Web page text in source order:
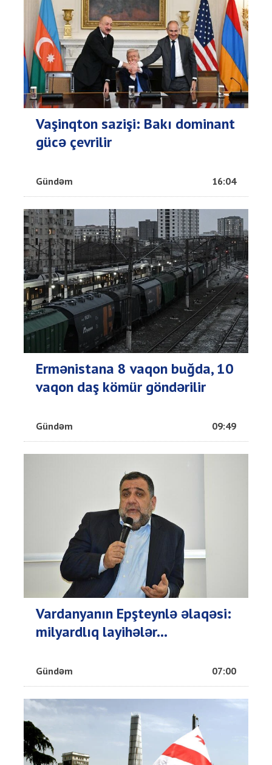
Vaşinqton sazişi: Bakı dominant
gücə çevrilir
Gündəm 16:04
Ermənistana 8 vaqon buğda, 10
vaqon daş kömür göndərilir
Gündəm 09:49
Vardanyanın Epşteynlə əlaqəsi:
milyardlıq layihələr...
Gündəm 07:00